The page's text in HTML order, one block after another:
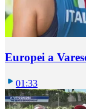
Europei a
01:33